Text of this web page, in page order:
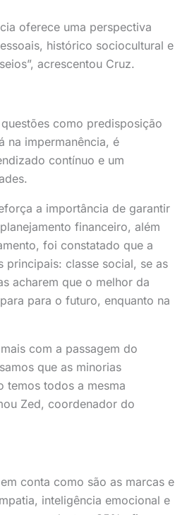
oferece uma perspectiva
histórico sociocultural e
acrescentou Cruz.
como predisposição
na impermanência, é
contínuo e um
a importância de garantir
financeiro, além
foi constatado que a
classe social, se as
acharem que o melhor da
para o futuro, enquanto na
com a passagem do
que as minorias
temos todos a mesma
Zed, coordenador do
conta como são as marcas e
inteligência emocional e